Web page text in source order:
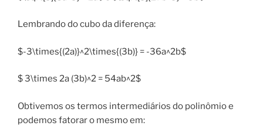
Lembrando do cubo da diferença:
$-3\times{(2a)}^2\times{(3b)} = -36a^2b$
$ 3\times 2a (3b)^2 = 54ab^2$
Obtivemos os termos intermediários do polinômio e
podemos fatorar o mesmo em: